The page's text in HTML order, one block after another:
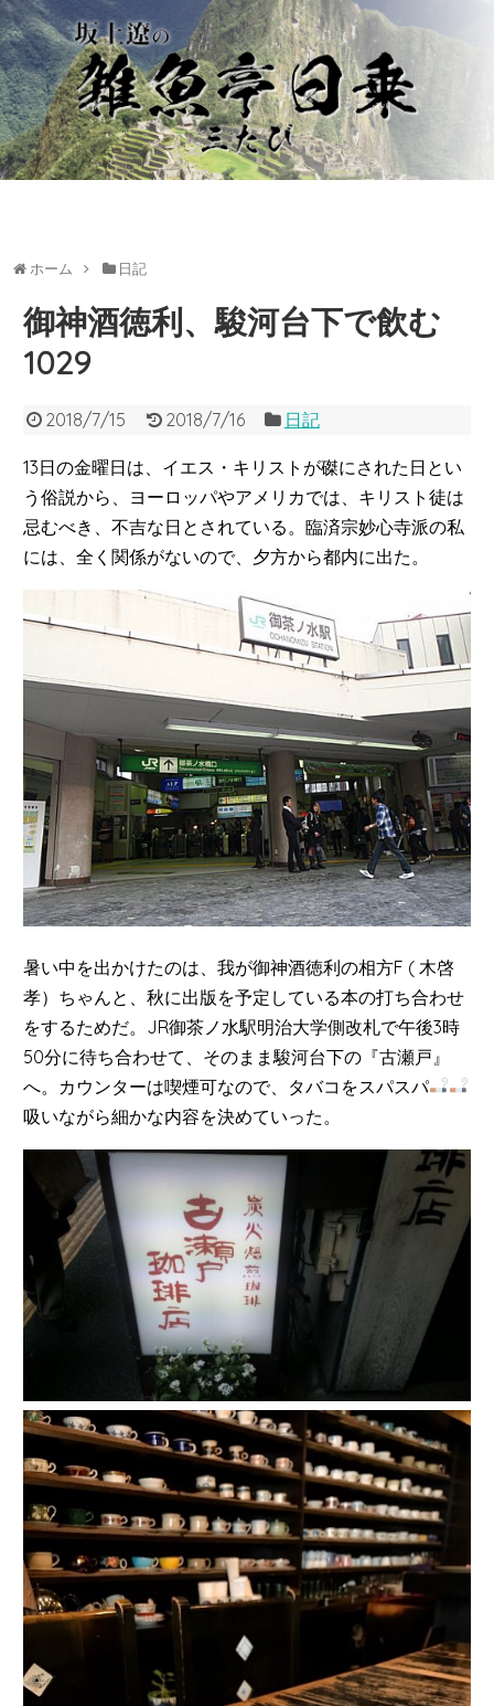
ホーム 日記
御神酒徳利、駿河台下で飲む
1029
2018/7/15 2018/7/16 日記
13日の金曜日は、イエス・キリストが磔にされた日とい
う俗説から、ヨーロッパやアメリカでは、キリスト徒は
忌むべき、不吉な日とされている。臨済宗妙心寺派の私
には、全く関係がないので、夕方から都内に出た。
暑い中を出かけたのは、我が御神酒徳利の相方F ( 木啓
孝）ちゃんと、秋に出版を予定している本の打ち合わせ
をするためだ。JR御茶ノ水駅明治大学側改札で午後3時
50分に待ち合わせて、そのまま駿河台下の『古瀬戸』
へ。カウンターは喫煙可なので、タバコをスパスパ
吸いながら細かな内容を決めていった。